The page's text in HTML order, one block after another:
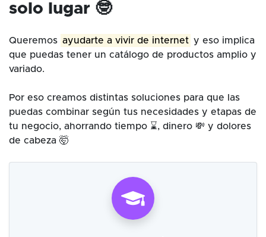
solo lugar 🤓
Queremos ayudarte a vivir de internet y eso implica
que puedas tener un catálogo de productos amplio y
variado.
Por eso creamos distintas soluciones para que las
puedas combinar según tus necesidades y etapas de
tu negocio, ahorrando tiempo ⌛, dinero 💸 y dolores
de cabeza 🤯